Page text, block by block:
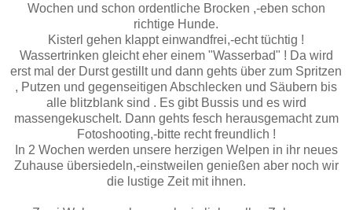
Wochen und schon ordentliche Brocken ,-eben schon
richtige Hunde.
Kisterl gehen klappt einwandfrei,-echt tüchtig !
Wassertrinken gleicht eher einem "Wasserbad" ! Da wird
erst mal der Durst gestillt und dann gehts über zum Spritzen
, Putzen und gegenseitigen Abschlecken und Säubern bis
alle blitzblank sind . Es gibt Bussis und es wird
massengekuschelt. Dann gehts fesch herausgemacht zum
Fotoshooting,-bitte recht freundlich !
In 2 Wochen werden unsere herzigen Welpen in ihr neues
Zuhause übersiedeln,-einstweilen genießen aber noch wir
die lustige Zeit mit ihnen.